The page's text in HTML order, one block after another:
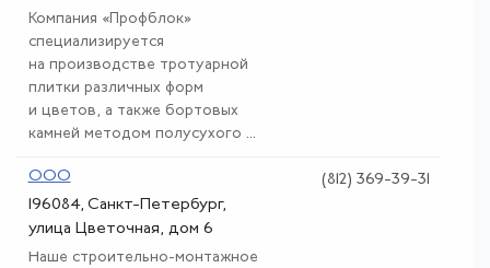
Компания «Профблок»
специализируется
на производстве тротуарной
плитки различных форм
и цветов, а также бортовых
камней методом полусухого ...
ООО
196084, Санкт-Петербург,
улица Цветочная, дом 6
Наше строительно-монтажное
(812) 369-39-31